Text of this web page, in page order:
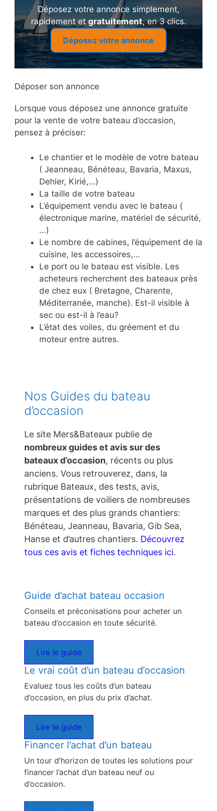
Déposez votre annonce simplement,
rapidement et gratuitement, en 3 clics.
Déposez votre annonce
Déposer son annonce
Lorsque vous déposez une annonce gratuite
pour la vente de votre bateau d’occasion,
pensez à préciser:
Le chantier et le modèle de votre bateau
( Jeanneau, Bénéteau, Bavaria, Maxus,
Dehler, Kirié,…)
La taille de votre bateau
L’équipement vendu avec le bateau (
électronique marine, matériel de sécurité,
…)
Le nombre de cabines, l’équipement de la
cuisine, les accessoires,…
Le port ou le bateau est visible. Les
acheteurs recherchent des bateaux près
de chez eux ( Bretagne, Charente,
Méditerranée, manche). Est-il visible à
sec ou est-il à l’eau?
L’état des voiles, du gréement et du
moteur entre autres.
Nos Guides du bateau
d’occasion
Le site Mers&Bateaux publie de
nombreux guides et avis sur des
bateaux d’occasion, récents ou plus
anciens. Vous retrouverez, dans, la
rubrique Bateaux, des tests, avis,
présentations de voiliers de nombreuses
marques et des plus grands chantiers:
Bénéteau, Jeanneau, Bavaria, Gib Sea,
Hanse et d’autres chantiers. Découvrez
tous ces avis et fiches techniques ici.
Guide d’achat bateau occasion
Conseils et préconisations pour acheter un
bateau d’occasion en toute sécurité.
Lire le guide
Le vrai coût d’un bateau d’occasion
Evaluez tous les coûts d’un bateau
d’occasion, en plus du prix d’achat.
Lire le guide
Financer l’achat d’un bateau
Un tour d’horizon de toutes les solutions pour
financer l’achat d’un bateau neuf ou
d’occasion.